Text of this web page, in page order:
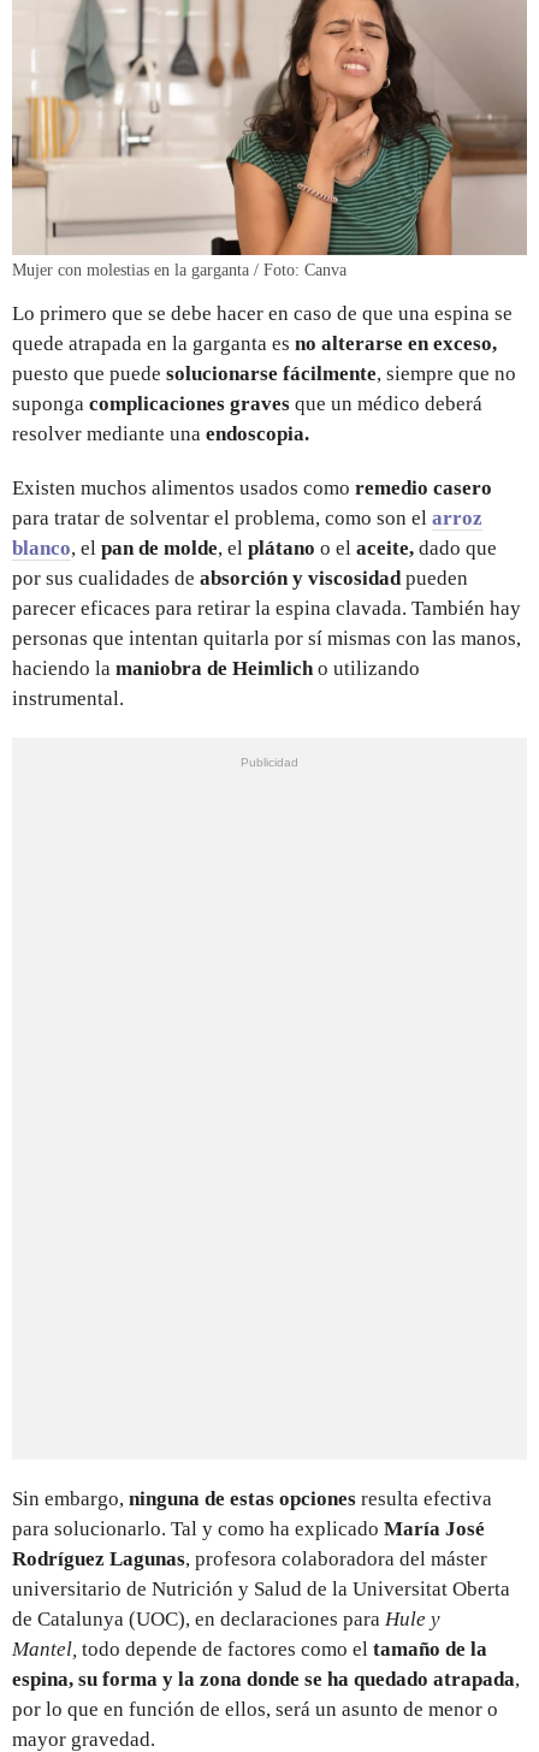
Mujer con molestias en la garganta / Foto: Canva
Lo primero que se debe hacer en caso de que una espina se
quede atrapada en la garganta es no alterarse en exceso,
puesto que puede solucionarse fácilmente, siempre que no
suponga complicaciones graves que un médico deberá
resolver mediante una endoscopia.
Existen muchos alimentos usados como remedio casero
para tratar de solventar el problema, como son el arroz
blanco, el pan de molde, el plátano o el aceite, dado que
por sus cualidades de absorción y viscosidad pueden
parecer eficaces para retirar la espina clavada. También hay
personas que intentan quitarla por sí mismas con las manos,
haciendo la maniobra de Heimlich o utilizando
instrumental.
Sin embargo, ninguna de estas opciones resulta efectiva
para solucionarlo. Tal y como ha explicado María José
Rodríguez Lagunas, profesora colaboradora del máster
universitario de Nutrición y Salud de la Universitat Oberta
de Catalunya (UOC), en declaraciones para Hule y
Mantel, todo depende de factores como el tamaño de la
espina, su forma y la zona donde se ha quedado atrapada,
por lo que en función de ellos, será un asunto de menor o
mayor gravedad.